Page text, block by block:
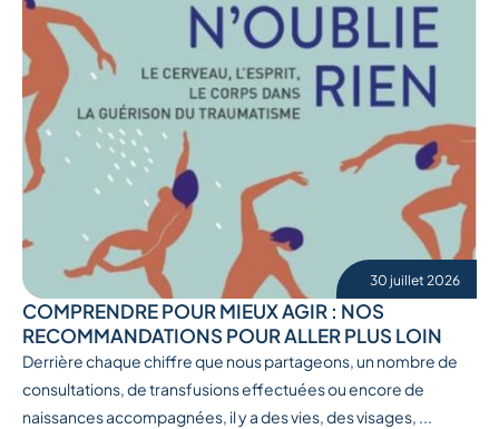
30 juillet 2026
COMPRENDRE POUR MIEUX AGIR : NOS
RECOMMANDATIONS POUR ALLER PLUS LOIN
Derrière chaque chiffre que nous partageons, un nombre de
consultations, de transfusions effectuées ou encore de
naissances accompagnées, il y a des vies, des visages, ...